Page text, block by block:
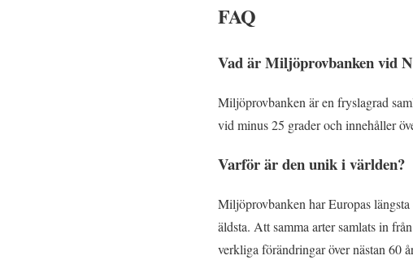
FAQ
Vad är Miljöprovbanken vid
Miljöprovbanken är en fryslagrad
vid minus 25 grader och innehåller
Varför är den unik i världen?
Miljöprovbanken har Europas
äldsta. Att samma arter samlats in
verkliga förändringar över nästan 60